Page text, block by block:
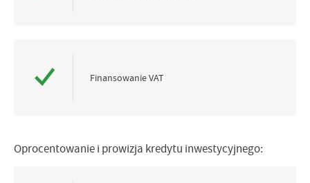
Finansowanie VAT
Oprocentowanie i prowizja kredytu inwestycyjnego: